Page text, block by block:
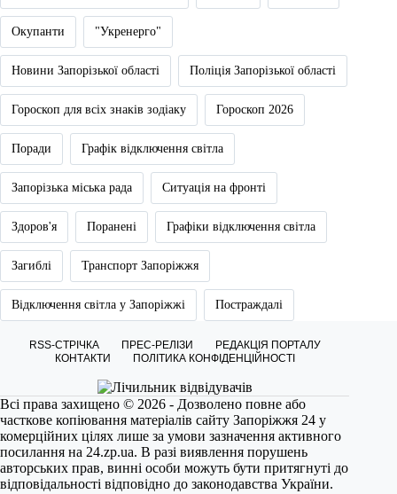
Окупанти "Укренерго"
Новини Запорізької області Поліція Запорізької області
Гороскоп для всіх знаків зодіаку Гороскоп 2026
Поради Графік відключення світла
Запорізька міська рада Ситуація на фронті
Здоров'я Поранені Графіки відключення світла
Загиблі Транспорт Запоріжжя
Відключення світла у Запоріжжі Постраждалі
RSS-СТРІЧКА ПРЕС-РЕЛІЗИ
РЕДАКЦІЯ ПОРТАЛУ
КОНТАКТИ
ПОЛІТИКА КОНФІДЕНЦІЙНОСТІ
Всі права захищено © 2026 - Дозволено повне або
часткове копіювання матеріалів сайту Запоріжжя 24 у
комерційних цілях лише за умови зазначення активного
посилання на 24.zp.ua. В разі виявлення порушень
авторських прав, винні особи можуть бути притягнуті до
відповідальності відповідно до законодавства України.